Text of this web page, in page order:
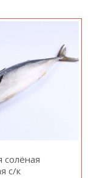
солёная
с/к